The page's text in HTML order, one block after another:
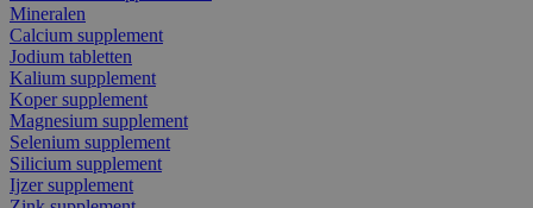
Mineralen
Calcium supplement
Jodium tabletten
Kalium supplement
Koper supplement
Magnesium supplement
Selenium supplement
Silicium supplement
Ijzer supplement